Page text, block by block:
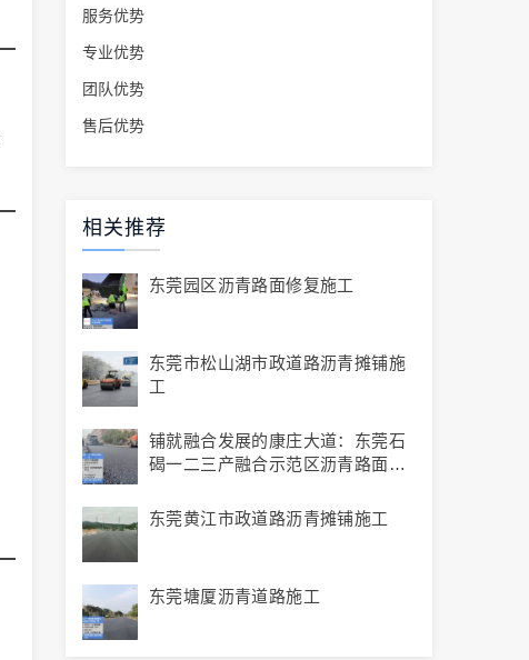
服务优势
专业优势
团队优势
售后优势
相关推荐
东莞园区沥青路面修复施工
东莞市松山湖市政道路沥青摊铺施
工
铺就融合发展的康庄大道：东莞石
碣一二三产融合示范区沥青路面施
东莞黄江市政道路沥青摊铺施工
东莞塘厦沥青道路施工